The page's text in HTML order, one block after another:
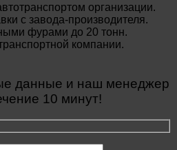
организации.
с завода-производителя.
фурами до 20 тонн.
компании.
данные и наш менеджер
10 минут!